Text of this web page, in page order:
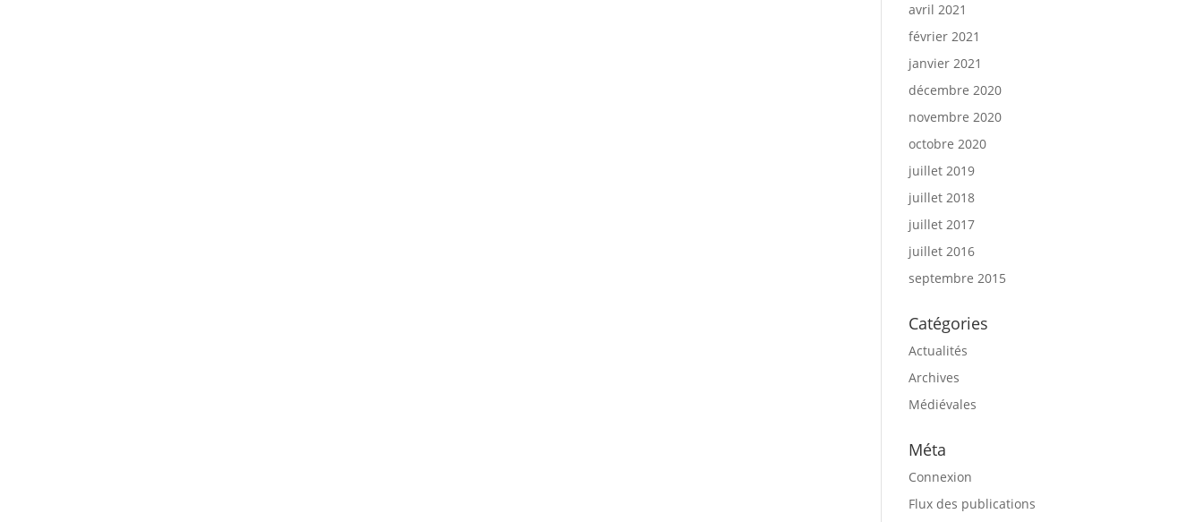
avril 2021
février 2021
janvier 2021
décembre 2020
novembre 2020
octobre 2020
juillet 2019
juillet 2018
juillet 2017
juillet 2016
septembre 2015
Catégories
Actualités
Archives
Médiévales
Méta
Connexion
Flux des publications